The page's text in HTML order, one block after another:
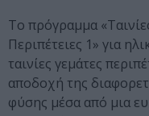
Το πρόγραμμα
Περιπέτειες 1» για
ταινίες γεμάτες
αποδοχή της
φύσης μέσα από μια